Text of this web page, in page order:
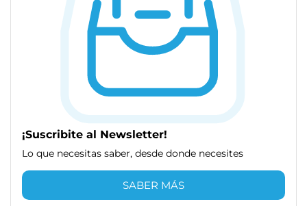
¡Suscribite al Newsletter!
Lo que necesitas saber, desde donde necesites
SABER MÁS